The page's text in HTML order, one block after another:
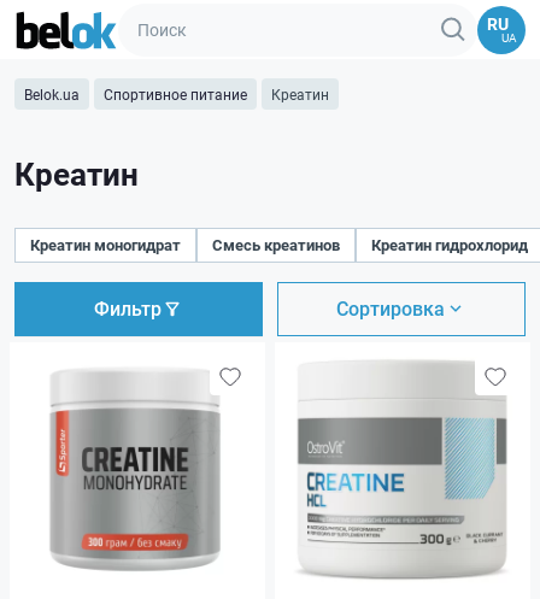
RU
UA
Belok.ua Спортивное питание Креатин
Креатин
Креатин моногидрат Смесь креатинов Креатин гидрохлорид
Фильтр Сортировка